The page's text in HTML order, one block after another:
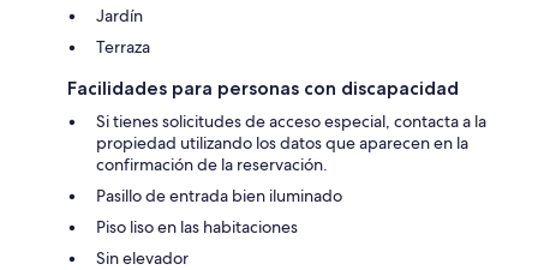
Jardín
Terraza
Facilidades para personas con discapacidad
Si tienes solicitudes de acceso especial, contacta a la
propiedad utilizando los datos que aparecen en la
confirmación de la reservación.
Pasillo de entrada bien iluminado
Piso liso en las habitaciones
Sin elevador